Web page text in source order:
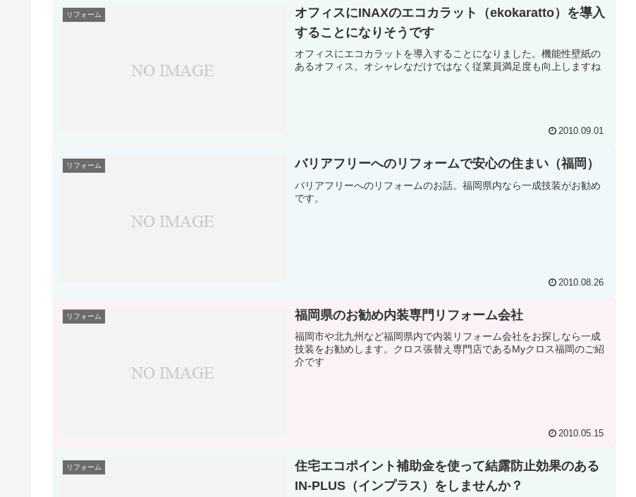
リフォーム
オフィスにINAXのエコカラット（ekokaratto）を導入
することになりそうです
オフィスにエコカラットを導入することになりました。機能性壁紙の
あるオフィス。オシャレなだけではなく従業員満足度も向上しますね
2010.09.01
リフォーム バリアフリーへのリフォームで安心の住まい（福岡）
バリアフリーへのリフォームのお話。福岡県内なら一成技装がお勧め
です。
2010.08.26
リフォーム 福岡県のお勧め内装専門リフォーム会社
福岡市や北九州など福岡県内で内装リフォーム会社をお探しなら一成
技装をお勧めします。クロス張替え専門店であるMyクロス福岡のご紹
介です
2010.05.15
リフォーム
住宅エコポイント補助金を使って結露防止効果のある
IN-PLUS（インプラス）をしませんか？